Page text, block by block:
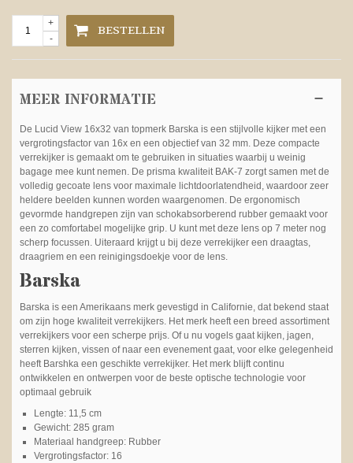
-
+ BESTELLEN
MEER INFORMATIE
De Lucid View 16x32 van topmerk Barska is een stijlvolle kijker met een
vergrotingsfactor van 16x en een objectief van 32 mm. Deze compacte
verrekijker is gemaakt om te gebruiken in situaties waarbij u weinig
bagage mee kunt nemen. De prisma kwaliteit BAK-7 zorgt samen met de
volledig gecoate lens voor maximale lichtdoorlatendheid, waardoor zeer
heldere beelden kunnen worden waargenomen. De ergonomisch
gevormde handgrepen zijn van schokabsorberend rubber gemaakt voor
een zo comfortabel mogelijke grip. U kunt met deze lens op 7 meter nog
scherp focussen. Uiteraard krijgt u bij deze verrekijker een draagtas,
draagriem en een reinigingsdoekje voor de lens.
Barska
Barska is een Amerikaans merk gevestigd in Californie, dat bekend staat
om zijn hoge kwaliteit verrekijkers. Het merk heeft een breed assortiment
verrekijkers voor een scherpe prijs. Of u nu vogels gaat kijken, jagen,
sterren kijken, vissen of naar een evenement gaat, voor elke gelegenheid
heeft Barshka een geschikte verrekijker. Het merk blijft continu
ontwikkelen en ontwerpen voor de beste optische technologie voor
optimaal gebruik
Lengte: 11,5 cm
Gewicht: 285 gram
Materiaal handgreep: Rubber
Vergrotingsfactor: 16